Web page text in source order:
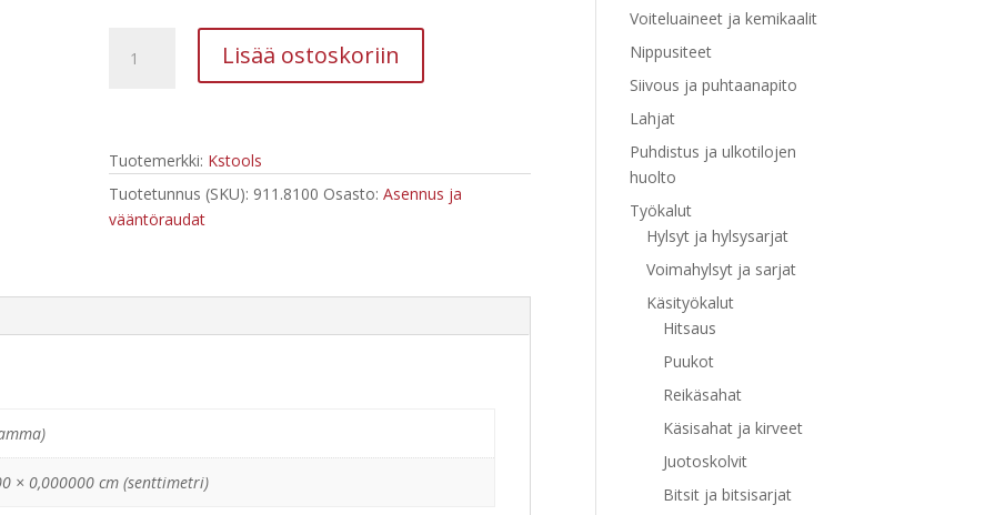
määrä
Lisää ostoskoriin
Tuotemerkki: Kstools
Tuotetunnus (SKU): 911.8100 Osasto:Asennus ja
vääntöraudat
× 0,000000 cm (senttimetri)
Voiteluaineet ja kemikaalit
Nippusiteet
Siivous ja puhtaanapito
Lahjat
Puhdistus ja ulkotilojen
huolto
Työkalut
Hylsyt ja hylsysarjat
Voimahylsyt ja sarjat
Käsityökalut
Hitsaus
Puukot
Reikäsahat
Käsisahat ja kirveet
Juotoskolvit
Bitsit ja bitsisarjat